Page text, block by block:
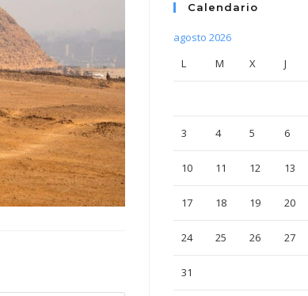
Calendario
agosto 2026
L
M X J
3 4 5 6
10 11 12 13
17 18 19 20
24 25 26 27
31